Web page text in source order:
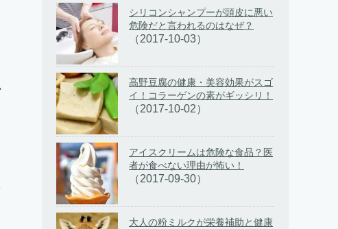
シリコンシャンプーが頭皮に悪い
危険だと言われるのはなぜ？
（2017-10-03）
高野豆腐の健康・美容効果がスゴ
イ！コラーゲンの素がギッシリ！
（2017-10-02）
アイスクリームは危険な食品？医
者が食べない理由が怖い！
（2017-09-30）
大人の粉ミルクが栄養補助と健康